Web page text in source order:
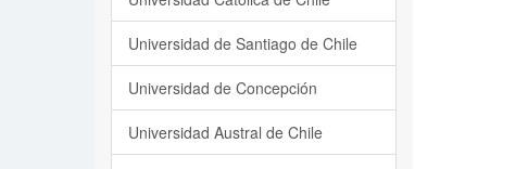
Universidad de Santiago de Chile
Universidad de Concepción
Universidad Austral de Chile